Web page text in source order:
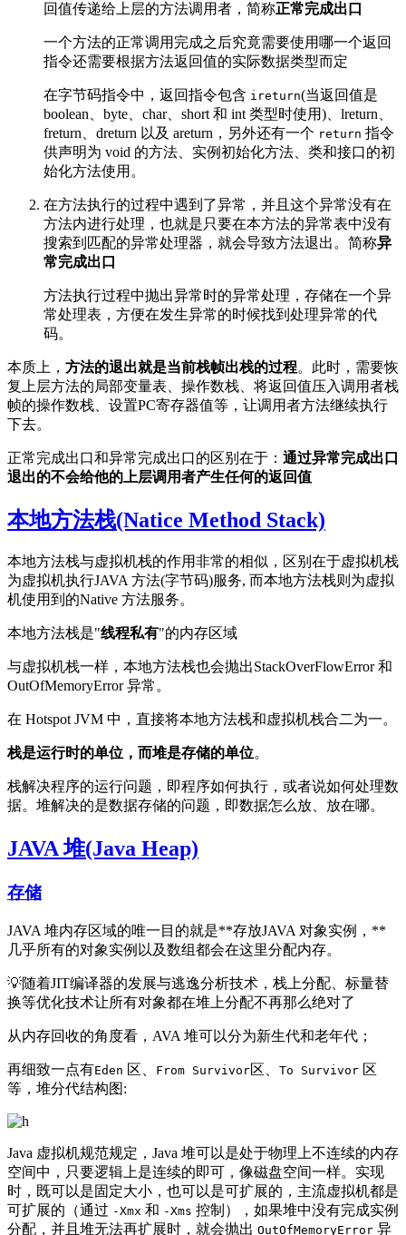
回值传递给上层的方法调用者，简称正常完成出口
一个方法的正常调用完成之后究竟需要使用哪一个返回
指令还需要根据方法返回值的实际数据类型而定
在字节码指令中，返回指令包含 ireturn(当返回值是
boolean、byte、char、short 和 int 类型时使用)、lreturn、
freturn、dreturn 以及 areturn，另外还有一个 return 指令
供声明为 void 的方法、实例初始化方法、类和接口的初
始化方法使用。
在方法执行的过程中遇到了异常，并且这个异常没有在
方法内进行处理，也就是只要在本方法的异常表中没有
搜索到匹配的异常处理器，就会导致方法退出。简称异
常完成出口
方法执行过程中抛出异常时的异常处理，存储在一个异
常处理表，方便在发生异常的时候找到处理异常的代
码。
本质上， 方法的退出就是当前栈帧出栈的过程。此时，需要恢
复上层方法的局部变量表、操作数栈、将返回值压入调用者栈
帧的操作数栈、设置PC寄存器值等，让调用者方法继续执行
下去。
正常完成出口和异常完成出口的区别在于： 通过异常完成出口
退出的不会给他的上层调用者产生任何的返回值
本地方法栈(Natice Method Stack)
本地方法栈与虚拟机栈的作用非常的相似，区别在于虚拟机栈
为虚拟机执行JAVA 方法(字节码)服务, 而本地方法栈则为虚拟
机使用到的Native 方法服务。
本地方法栈是"线程私有"的内存区域
与虚拟机栈一样，本地方法栈也会抛出StackOverFlowError 和
OutOfMemoryError 异常。
在 Hotspot JVM 中，直接将本地方法栈和虚拟机栈合二为一。
栈是运行时的单位，而堆是存储的单位。
栈解决程序的运行问题，即程序如何执行，或者说如何处理数
据。堆解决的是数据存储的问题，即数据怎么放、放在哪。
JAVA 堆(Java Heap)
存储
JAVA 堆内存区域的唯一目的就是**存放JAVA 对象实例，**
几乎所有的对象实例以及数组都会在这里分配内存。
💡随着JIT编译器的发展与逃逸分析技术，栈上分配、标量替
换等优化技术让所有对象都在堆上分配不再那么绝对了
从内存回收的角度看，AVA 堆可以分为新生代和老年代；
再细致一点有Eden 区、 From Survivor区、 To Survivor 区
等，堆分代结构图:
Java 虚拟机规范规定，Java 堆可以是处于物理上不连续的内存
空间中，只要逻辑上是连续的即可，像磁盘空间一样。实现
时，既可以是固定大小，也可以是可扩展的，主流虚拟机都是
可扩展的（通过 -Xmx 和 -Xms 控制），如果堆中没有完成实例
分配，并且堆无法再扩展时，就会抛出 OutOfMemoryError 异